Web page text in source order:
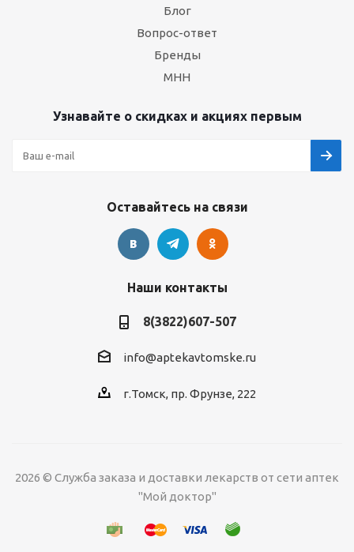
Блог
Вопрос-ответ
Бренды
МНН
Узнавайте о скидках и акциях первым
Оставайтесь на связи
Наши контакты
8(3822)607-507
info@aptekavtomske.ru
г.Томск, пр. Фрунзе, 222
2026 © Служба заказа и доставки лекарств от сети аптек
"Мой доктор"